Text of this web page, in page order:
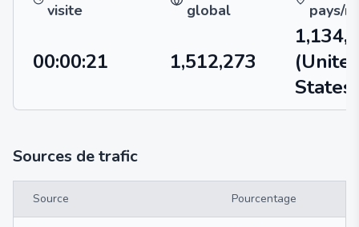
visite
global
pays/
00:00:21 1,512,273
States)
Sources de trafic
Source Pourcentage